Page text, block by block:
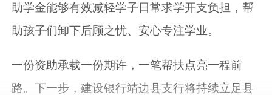
助学金能够有效减轻学子日常求学开支负担，帮
助孩子们卸下后顾之忧、安心专注学业。
一份资助承载一份期许，一笔帮扶点亮一程前
路。下一步，建设银行靖边县支行将持续立足县